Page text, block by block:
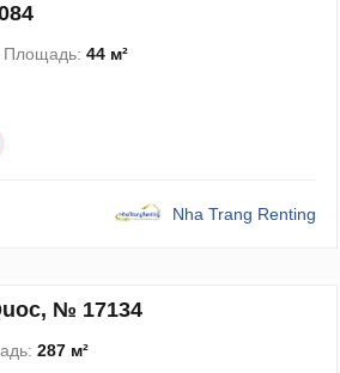
Площадь: 44 м²
Nha Trang Renting
№ 17134
287 м²